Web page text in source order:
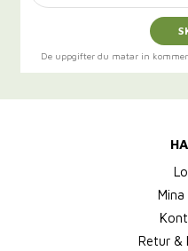
De uppgifter du matar in
Retur &